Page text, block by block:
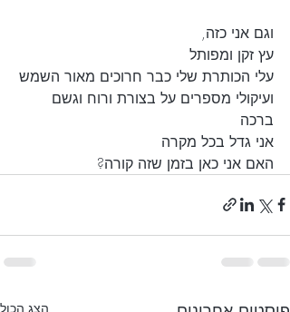
וגם אני כזה,
עץ זקן ומפותל
עלי הכותרת שלי כבר חרוכים מאור השמש
ועיקולי מספרים על בצורת ורוח וגשם
ברכה
אני גדל בכל מקרה
האם אני כאן בזמן שזה קורה?
הצג הכול